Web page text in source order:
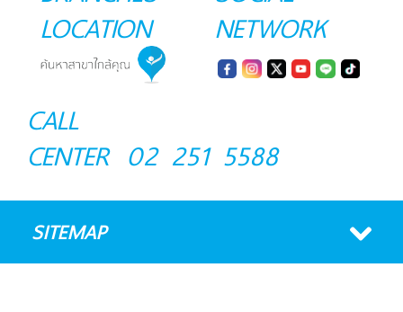
LOCATION
NETWORK
CALL
CENTER 02 251 5588
SITEMAP